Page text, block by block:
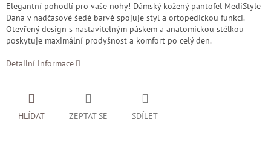
Elegantní pohodlí pro vaše nohy! Dámský kožený pantofel MediStyle
Dana v nadčasové šedé barvě spojuje styl a ortopedickou funkci.
Otevřený design s nastavitelným páskem a anatomickou stélkou
poskytuje maximální prodyšnost a komfort po celý den.
Detailní informace
ZEPTAT SE
HLÍDAT SDÍLET